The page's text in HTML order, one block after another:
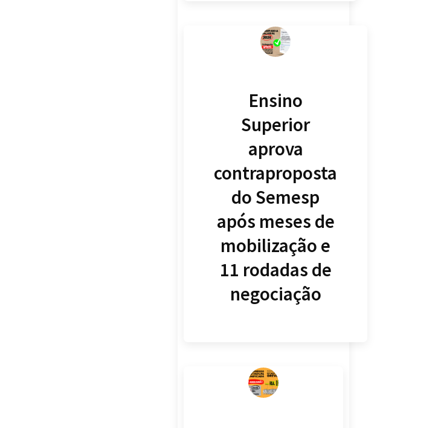
Ensino
Superior
aprova
contraproposta
do Semesp
após meses de
mobilização e
11 rodadas de
negociação